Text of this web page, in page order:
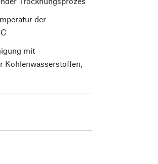
der
mit
Kohlenwasserstoffen,